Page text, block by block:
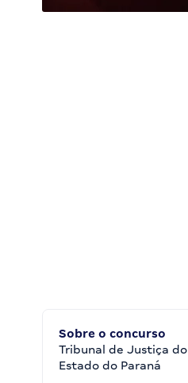
Sobre o concurso
Tribunal de Justiça do
Estado do Paraná